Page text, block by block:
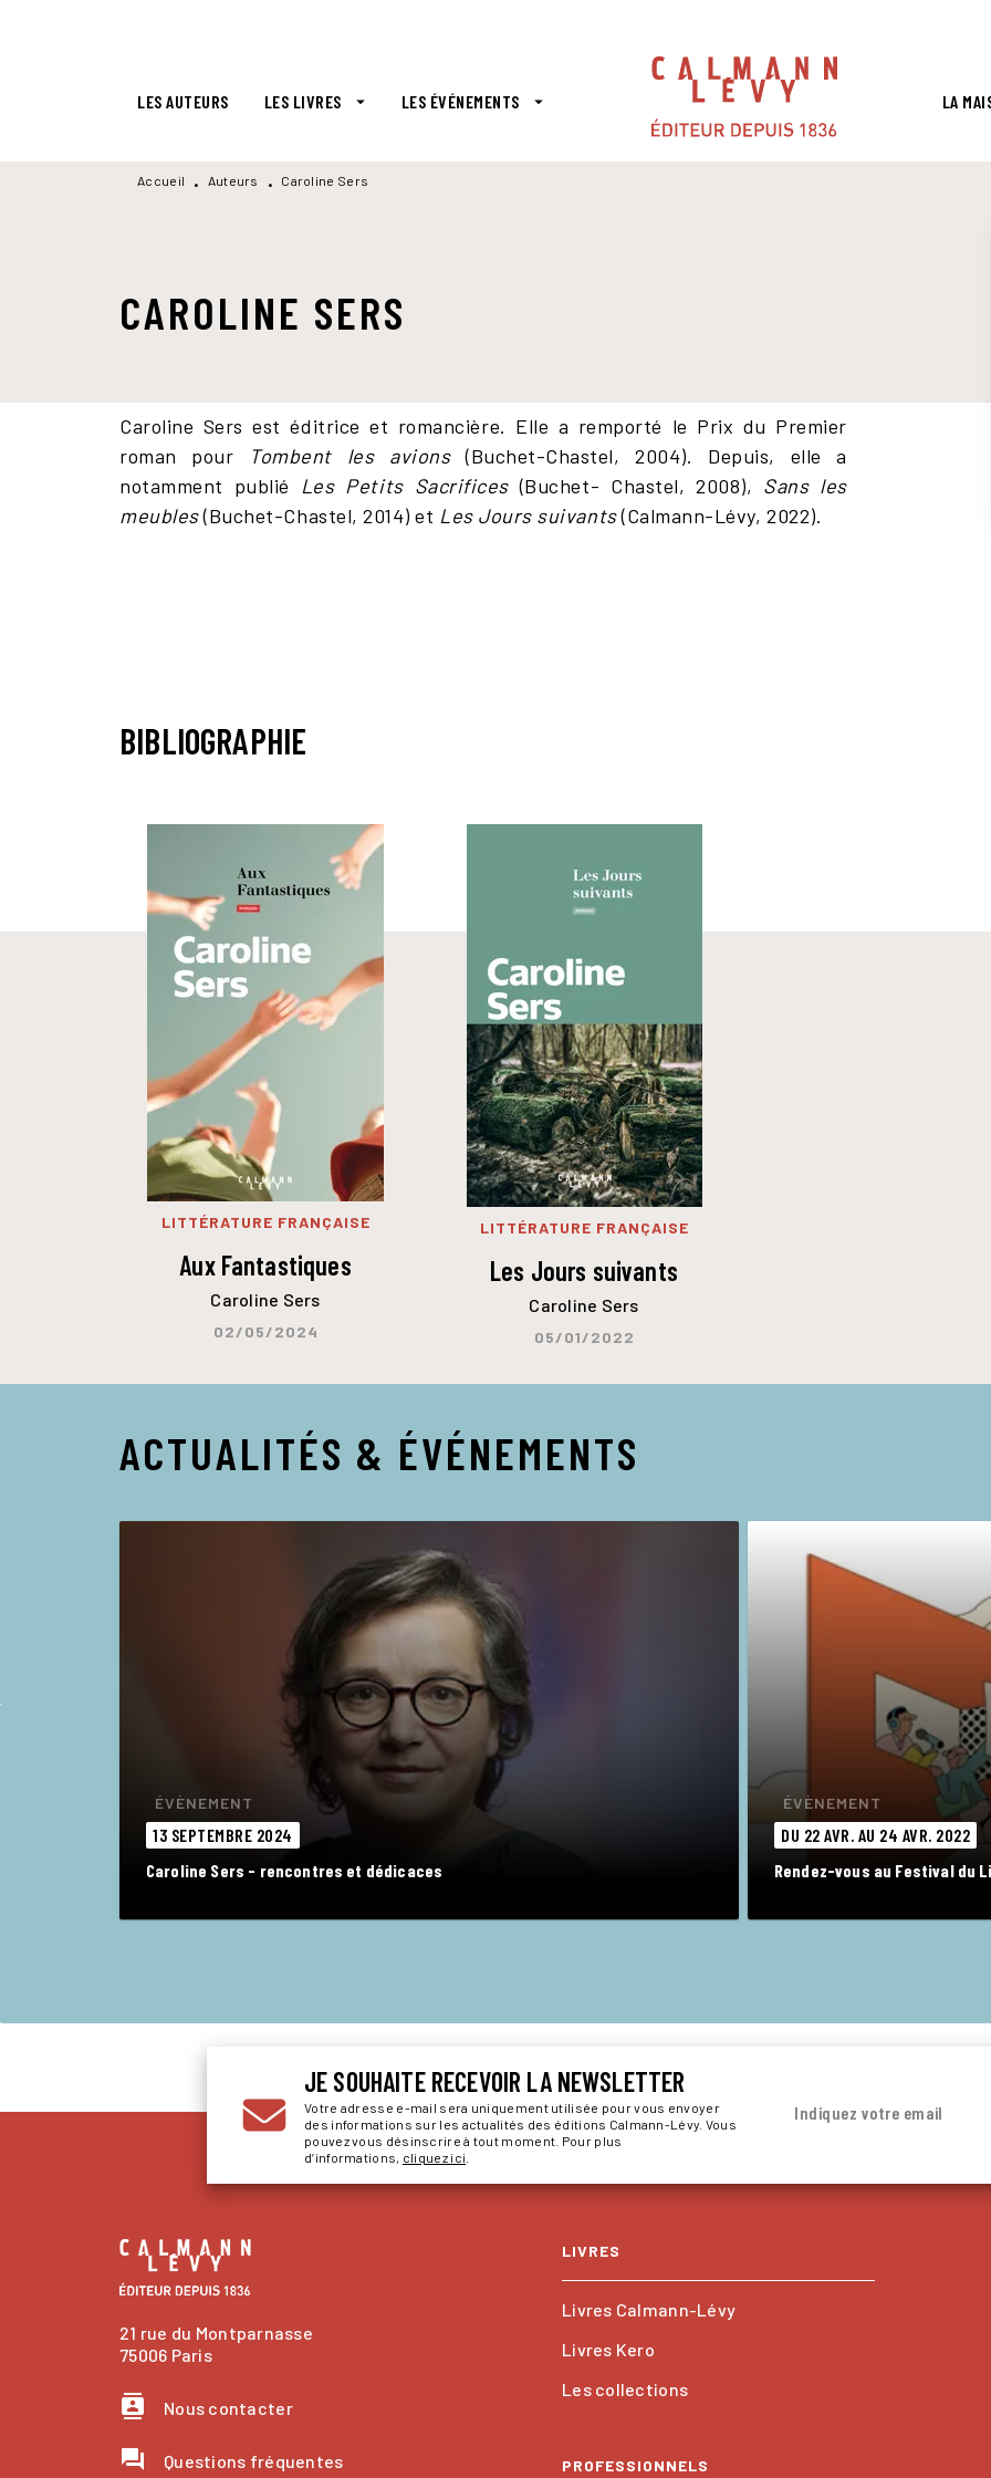
LES AUTEURS LES LIVRES arrow_drop_down LES ÉVÉNEMENTS arrow_drop_down LA
Accueil • Auteurs • Caroline Sers
CAROLINE SERS
Caroline Sers est éditrice et romancière. Elle a remporté le Prix du Premier
roman pour
Tombent les avions(Buchet-Chastel, 2004). Depuis, elle a
notamment publié Les Petits Sacrifices(Buchet- Chastel, 2008), Sans les
meubles(Buchet-Chastel, 2014) et Les Jours suivants(Calmann-Lévy, 2022).
BIBLIOGRAPHIE
LITTÉRATURE FRANÇAISE
Aux Fantastiques
Caroline Sers
02/05/2024
LITTÉRATURE FRANÇAISE
Les Jours suivants
Caroline Sers
05/01/2022
ACTUALITÉS & ÉVÉNEMENTS
ÉVÈNEMENT
13 SEPTEMBRE 2024
Caroline Sers - rencontres et dédicaces
ÉVÈNEMENT
DU 22 AVR. AU 24 AVR. 2022
Rendez-vous au Festival du
JE SOUHAITE RECEVOIR LA NEWSLETTER
Votre adresse e-mail sera uniquement utilisée pour vous envoyer
des informations sur les actualités des éditions Calmann-Lévy. Vous
pouvez vous désinscrire à tout moment. Pour plus
d’informations, cliquez ici
Indiquez votre email
21 rue du Montparnasse
75006 Paris
contacts Nous contacter
question_answer Questions fréquentes
LIVRES
Livres Calmann-Lévy
Livres Kero
Les collections
PROFESSIONNELS